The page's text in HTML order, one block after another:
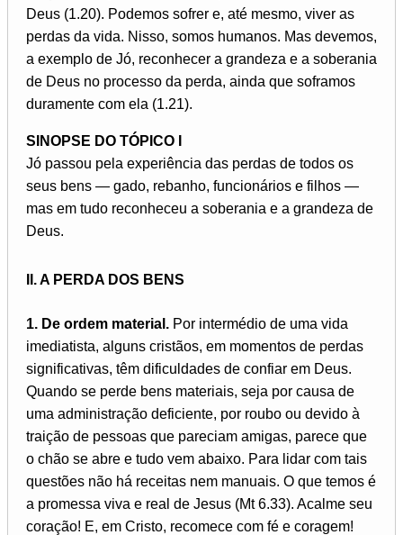
Deus (1.20). Podemos sofrer e, até mesmo, viver as
perdas da vida. Nisso, somos humanos. Mas devemos,
a exemplo de Jó, reconhecer a grandeza e a soberania
de Deus no processo da perda, ainda que soframos
duramente com ela (1.21).
SINOPSE DO TÓPICO I
Jó passou pela experiência das perdas de todos os
seus bens — gado, rebanho, funcionários e filhos —
mas em tudo reconheceu a soberania e a grandeza de
Deus.
II. A PERDA DOS BENS
1. De ordem material. Por intermédio de uma vida
imediatista, alguns cristãos, em momentos de perdas
significativas, têm dificuldades de confiar em Deus.
Quando se perde bens materiais, seja por causa de
uma administração deficiente, por roubo ou devido à
traição de pessoas que pareciam amigas, parece que
o chão se abre e tudo vem abaixo. Para lidar com tais
questões não há receitas nem manuais. O que temos é
a promessa viva e real de Jesus (Mt 6.33). Acalme seu
coração! E, em Cristo, recomece com fé e coragem!